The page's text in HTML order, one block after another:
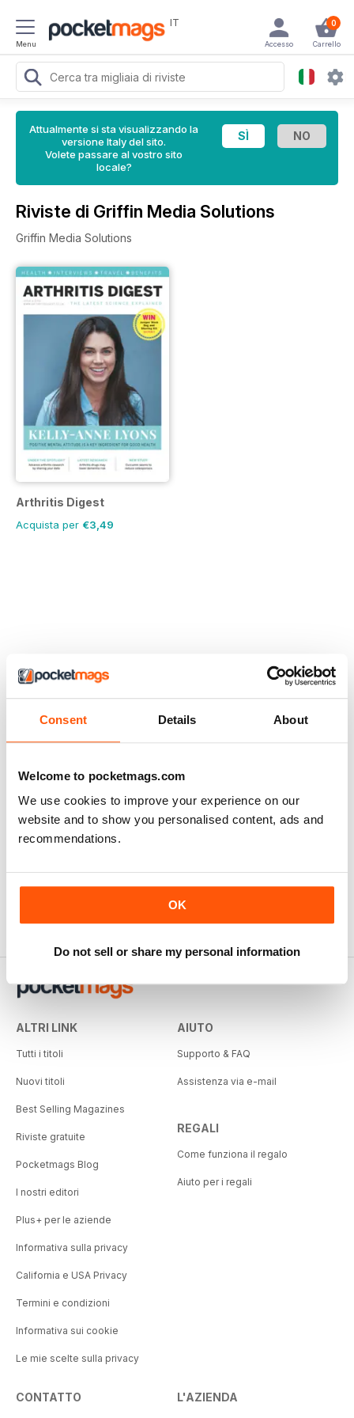
Consent Details About
Welcome to pocketmags.com
We use cookies to improve your experience on our
website and to show you personalised content, ads and
recommendations.
OK
Do not sell or share my personal information
Menu
IT 0
Carrello
Accesso
Attualmente si sta visualizzando la
versione Italy del sito.
Volete passare al vostro sito
locale?
Riviste di Griffin Media Solutions
Griffin Media Solutions
Arthritis Digest
Acquista per €3,49
ALTRI LINK
Tutti i titoli
Nuovi titoli
Best Selling Magazines
Riviste gratuite
Pocketmags Blog
I nostri editori
Plus+ per le aziende
Informativa sulla privacy
California e USA Privacy
Termini e condizioni
Informativa sui cookie
Le mie scelte sulla privacy
AIUTO
Supporto & FAQ
Assistenza via e-mail
REGALI
Come funziona il regalo
Aiuto per i regali
CONTATTO L'AZIENDA